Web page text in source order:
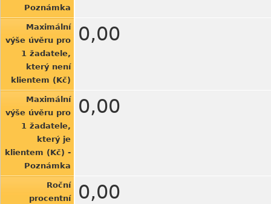
Poznámka
Maximální
výše úvěru pro
1 žadatele,
který není
klientem (Kč)
0,00
Maximální
výše úvěru pro
1 žadatele,
který je
klientem (Kč) -
Poznámka
0,00
Roční
procentní
0,00